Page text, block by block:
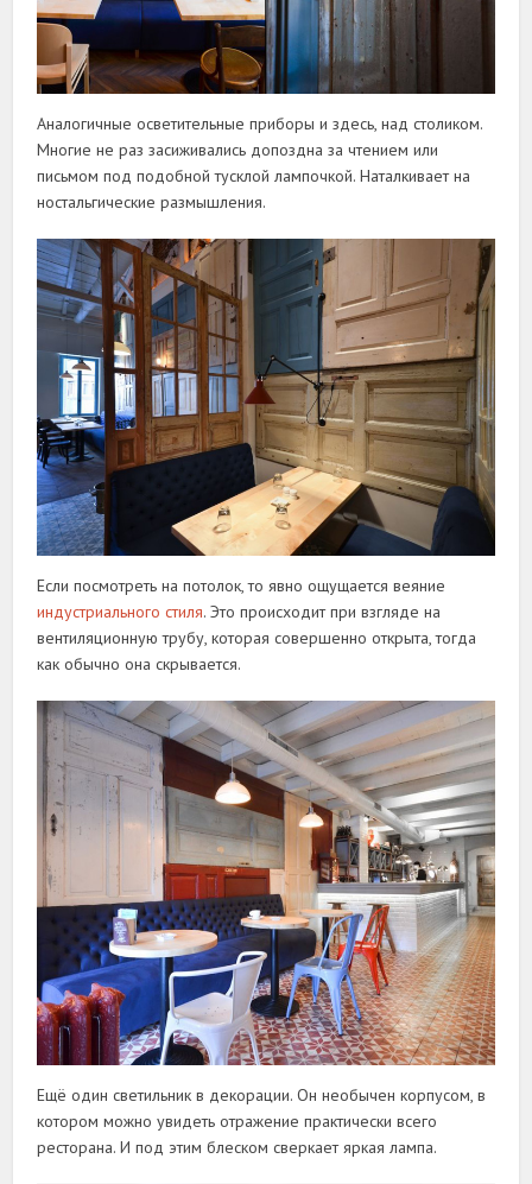
Аналогичные осветительные приборы и здесь, над столиком.
Многие не раз засиживались допоздна за чтением или
письмом под подобной тусклой лампочкой. Наталкивает на
ностальгические размышления.
Если посмотреть на потолок, то явно ощущается веяние
индустриального стиля. Это происходит при взгляде на
вентиляционную трубу, которая совершенно открыта, тогда
как обычно она скрывается.
Ещё один светильник в декорации. Он необычен корпусом, в
котором можно увидеть отражение практически всего
ресторана. И под этим блеском сверкает яркая лампа.